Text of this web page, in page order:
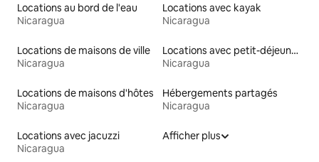
Locations au bord de l'eau
Nicaragua
Locations avec kayak
Nicaragua
Locations de maisons de ville
Nicaragua
Locations avec petit-déjeuner
Nicaragua
Locations de maisons d'hôtes
Nicaragua
Hébergements partagés
Nicaragua
Locations avec jacuzzi
Nicaragua
Afficher plus